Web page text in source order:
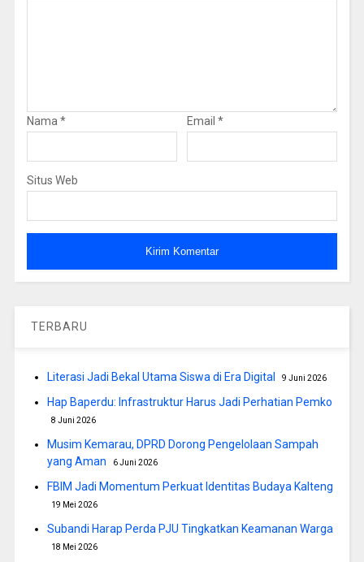
Nama * Email *
Situs Web
TERBARU
Literasi Jadi Bekal Utama Siswa di Era Digital 9 Juni 2026
Hap Baperdu: Infrastruktur Harus Jadi Perhatian Pemko
8 Juni 2026
Musim Kemarau, DPRD Dorong Pengelolaan Sampah
yang Aman
6 Juni 2026
FBIM Jadi Momentum Perkuat Identitas Budaya Kalteng
19 Mei 2026
Subandi Harap Perda PJU Tingkatkan Keamanan Warga
18 Mei 2026